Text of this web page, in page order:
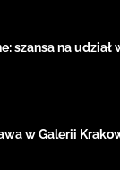
szansa na udział
w Galerii